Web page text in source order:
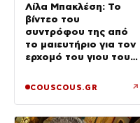
Λίλα Μπακλέση: Το
βίντεο του
συντρόφου της από
το μαιευτήριο για τον
ερχομό του γιου τους
COUSCOUS.GR ↗